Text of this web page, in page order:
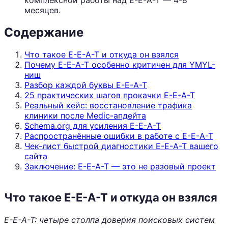
месяцев.
Содержание
Что такое E-E-A-T и откуда он взялся
Почему E-E-A-T особенно критичен для YMYL-
ниш
Разбор каждой буквы E-E-A-T
25 практических шагов прокачки E-E-A-T
Реальный кейс: восстановление трафика
клиники после Medic-апдейта
Schema.org для усиления E-E-A-T
Распространённые ошибки в работе с E-E-A-T
Чек-лист быстрой диагностики E-E-A-T вашего
сайта
Заключение: E-E-A-T — это не разовый проект
Что такое E-E-A-T и откуда он взялся
E-E-A-T: четыре столпа доверия поисковых систем